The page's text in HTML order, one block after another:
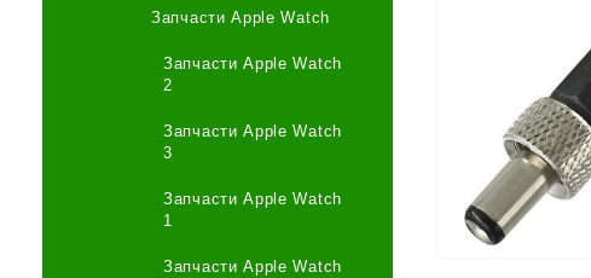
Запчасти Apple Watch
Запчасти Apple Watch
2
Запчасти Apple Watch
3
Запчасти Apple Watch
1
Запчасти Apple Watch